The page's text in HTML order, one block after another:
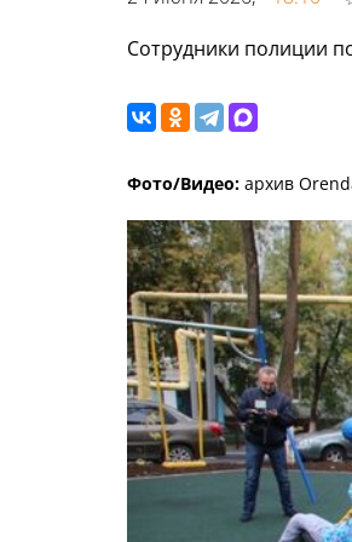
Сотрудники полиции
Фото/Видео: архив